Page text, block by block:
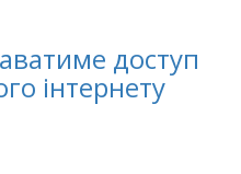
доступ
інтернету